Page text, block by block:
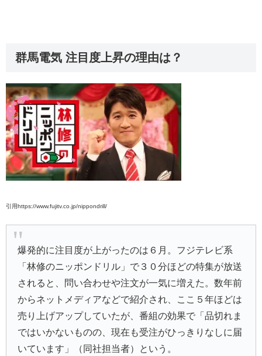
群馬電気 注目度上昇の理由は？
引用https://www.fujitv.co.jp/nippondrill/
爆発的に注目度が上がったのは６月。フジテレビ系
「林修のニッポンドリル」で３０分ほどの特集が放送
されると、問い合わせや注文が一気に増えた。数年前
からネットメディアなどで紹介され、ここ５年ほどは
売り上げアップしていたが、番組の効果で「品切れま
ではいかないものの、現在も受注がひっきりなしに届
いています」（同社担当者）という。